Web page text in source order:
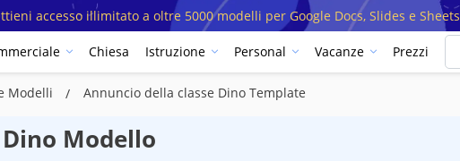
accesso illimitato a oltre 5000 modelli per Google Docs, Slides e Sheets
Chiesa Istruzione Personal Vacanze Prezzi
Modelli Annuncio della classe Dino Template
Modello